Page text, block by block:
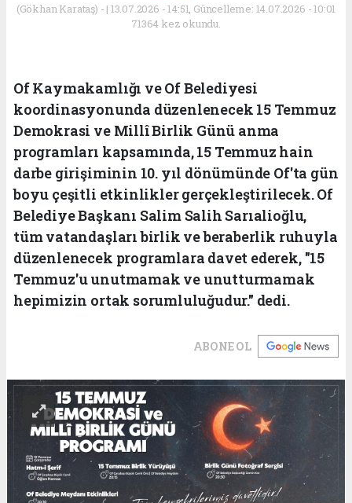
(Gökhan Karataş) - | 13.07.2026 - 14:51, Güncelleme: 14.07.2026 - 10:01
71364 kez okundu.
Of Kaymakamlığı ve Of Belediyesi
koordinasyonunda düzenlenecek 15 Temmuz
Demokrasi ve Millî Birlik Günü anma
programları kapsamında, 15 Temmuz hain
darbe girişiminin 10. yıl dönümünde Of'ta gün
boyu çeşitli etkinlikler gerçekleştirilecek. Of
Belediye Başkanı Salim Salih Sarıalioğlu,
tüm vatandaşları birlik ve beraberlik ruhuyla
düzenlenecek programlara davet ederek, "15
Temmuz'u unutmamak ve unutturmamak
hepimizin ortak sorumluluğudur." dedi.
ABONE OL